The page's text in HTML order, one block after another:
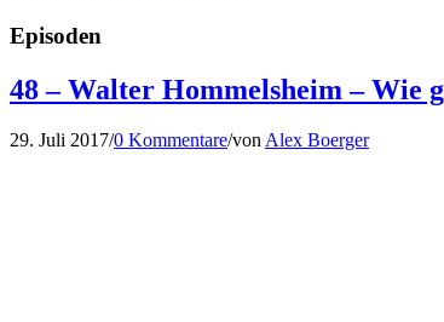
Episoden
48 – Walter Hommelsheim – Wie
29. Juli 2017/0 Kommentare/vonAlex Boerger